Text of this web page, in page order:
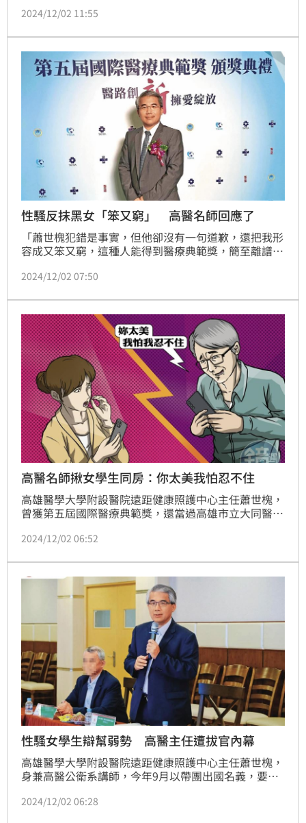
房「你太美，我怕我忍不住！」女學生受不了申訴，蕭
擔，畢竟是位單親媽媽「很弱勢」。對此，校方今(2)
日回應，調查後認定性騷擾成立，已停聘當事人。
2024/12/02 11:55
性騷反抹黑女「笨又窮」 高醫名師回應了
「蕭世槐犯錯是事實，但他卻沒有一句道歉，還把我形
容成又笨又窮，這種人能得到醫療典範獎，簡至離譜至
印象中不曾和L小姐聊到十八禁話題，還辯稱傳訊揪住
會想以同住的方式分攤房費，藉此減輕L小姐的負擔。
2024/12/02 07:50
高醫名師揪女學生同房：你太美我怕忍不住
高雄醫學大學附設醫院遠距健康照護中心主任蕭世槐，
曾獲第五屆國際醫療典範獎，還當過高雄市立大同醫院
衛生系講師，在高雄醫界頗有影響力，但最近他遭女研
調查時亂扯一通，造成對方2次傷害。
2024/12/02 06:52
性騷女學生辯幫弱勢 高醫主任遭拔官內幕
高雄醫學大學附設醫院遠距健康照護中心主任蕭世槐，
身兼高醫公衛系講師，今年9月以帶團出國名義，要一
太美，我怕我忍不住！」女學生向校方申訴，沒想到蕭
2024/12/02 06:28